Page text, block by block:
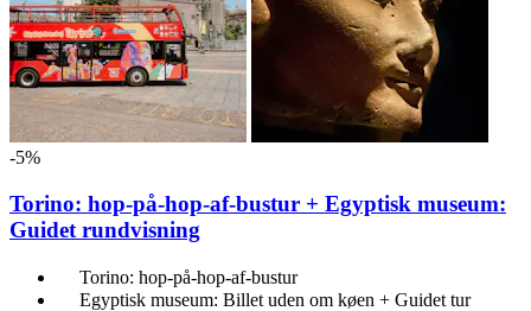
-5%
Torino: hop-på-hop-af-bustur + Egyptisk museum:
Guidet rundvisning
Torino: hop-på-hop-af-bustur
Egyptisk museum: Billet uden om køen + Guidet tur